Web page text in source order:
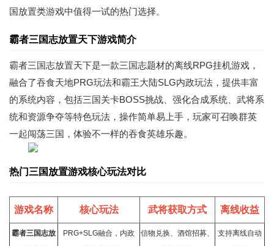
国放置类游戏中值得一试的热门选择。
霸者三国志放置天下游戏简介
霸者三国志放置天下是一款三国志题材的离线RPG挂机游戏，
融合了吞食天地PRG玩法和霸王大陆SLG内政玩法，提供丰富
的系统内容，包括三国关卡BOSS挑战、强化合成系统、武将系
统和资源争夺等特色玩法，操作简单易上手，玩家可召唤群英
一起闯荡三国，体验不一样的吞食英雄乐趣。
热门三国放置游戏核心玩法对比
游戏名称 核心玩法 武将获取方式 离线收益
霸者三国志放 PRG+SLG融合，内政 信物兑换、酒馆招募、 支持离线自动